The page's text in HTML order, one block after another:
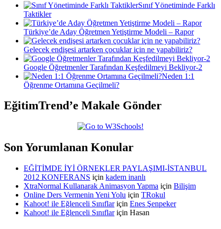
Sınıf Yönetiminde Farklı
Taktikler
Türkiye’de Aday Öğretmen Yetiştirme Modeli – Rapor
Gelecek endişesi artarken çocuklar için ne yapabiliriz?
Google Öğretmenler Tarafından Keşfedilmeyi Bekliyor-2
Neden 1:1
Öğrenme Ortamına Geçilmeli?
EğitimTrend’e Makale Gönder
Son Yorumlanan Konular
EĞİTİMDE İYİ ÖRNEKLER PAYLAŞIMI-İSTANBUL
2012 KONFERANS için kadem inanlı
XtraNormal Kullanarak Animasyon Yapma için Bilişim
Online Ders Vermenin Yeni Yolu için TRokul
Kahoot! ile Eğlenceli Sınıflariçin Enes Şenpeker
Kahoot! ile Eğlenceli Sınıflariçin Hasan